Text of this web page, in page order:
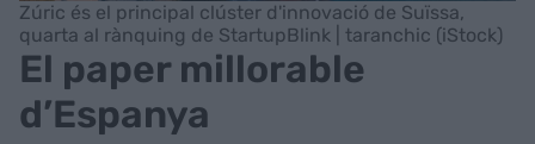
Zúric és el principal clúster d'innovació de Suïssa,
quarta al rànquing de StartupBlink | taranchic (iStock)
El paper millorable
d’Espanya